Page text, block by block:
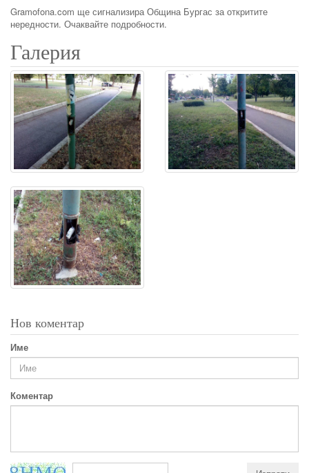
Gramofona.com ще сигнализира Община Бургас за откритите
нередности. Очаквайте подробности.
Галерия
Нов коментар
Име
Коментар